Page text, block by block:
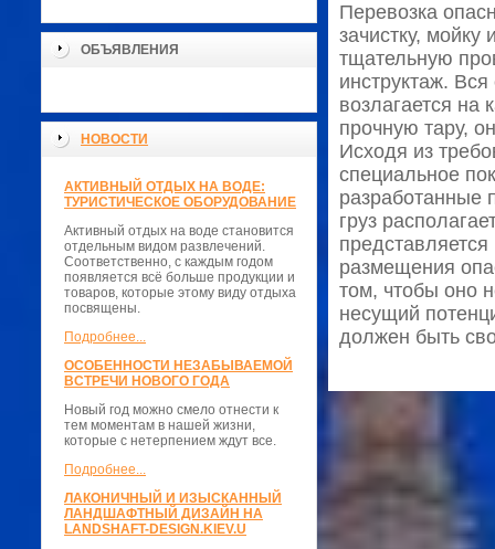
ОБЪЯВЛЕНИЯ
НОВОСТИ
АКТИВНЫЙ ОТДЫХ НА ВОДЕ:
ТУРИСТИЧЕСКОЕ ОБОРУДОВАНИЕ
Активный отдых на воде становится
отдельным видом развлечений.
Соответственно, с каждым годом
появляется всё больше продукции и
товаров, которые этому виду отдыха
посвящены.
Подробнее...
ОСОБЕННОСТИ НЕЗАБЫВАЕМОЙ
ВСТРЕЧИ НОВОГО ГОДА
Новый год можно смело отнести к
тем моментам в нашей жизни,
которые с нетерпением ждут все.
Подробнее...
ЛАКОНИЧНЫЙ И ИЗЫСКАННЫЙ
ЛАНДШАФТНЫЙ ДИЗАЙН НА
LANDSHAFT-DESIGN.KIEV.U
Перевозка
зачистку, мойку
тщательную
инструктаж.
возлагается
прочную тару,
Исходя из
специальное
разработанные
груз
размещения
том, чтобы оно
несущий
должен быть